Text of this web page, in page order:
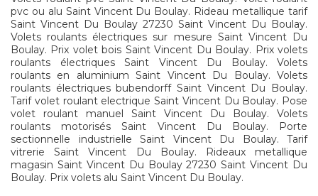
pvc ou alu Saint Vincent Du Boulay. Rideau metallique tarif
Saint Vincent Du Boulay 27230 Saint Vincent Du Boulay.
Volets roulants électriques sur mesure Saint Vincent Du
Boulay. Prix volet bois Saint Vincent Du Boulay. Prix volets
roulants électriques Saint Vincent Du Boulay. Volets
roulants en aluminium Saint Vincent Du Boulay. Volets
roulants électriques bubendorff Saint Vincent Du Boulay.
Tarif volet roulant electrique Saint Vincent Du Boulay. Pose
volet roulant manuel Saint Vincent Du Boulay. Volets
roulants motorisés Saint Vincent Du Boulay. Porte
sectionnelle industrielle Saint Vincent Du Boulay. Tarif
vitrerie Saint Vincent Du Boulay. Rideaux metallique
magasin Saint Vincent Du Boulay 27230 Saint Vincent Du
Boulay. Prix volets alu Saint Vincent Du Boulay.